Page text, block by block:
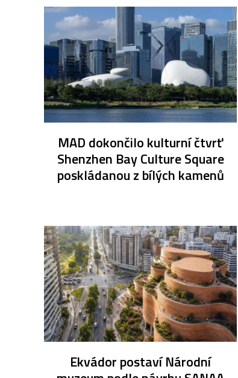
MAD dokončilo kulturní čtvrť
Shenzhen Bay Culture Square
poskládanou z bílých kamenů
Ekvádor postaví Národní